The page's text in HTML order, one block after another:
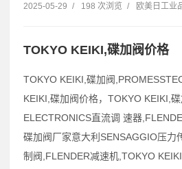
2025-05-29 / 198 次浏览 / 欧美日工业
TOKYO KEIKI,碟加阀价格
TOKYO KEIKI,碟加阀
KEIKI,碟加阀价格，TOKYO KEIKI,
ELECTRONICS直流调 速器
碟加阀厂家意大利SENSAGGIO压力
制阀,FLENDER减速机,TOKYO